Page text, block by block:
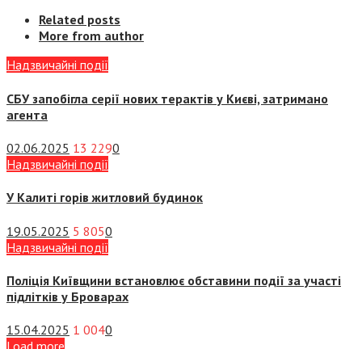
Related posts
More from author
Надзвичайні події
СБУ запобігла серії нових терактів у Києві, затримано
агента
02.06.2025 13 2290
Надзвичайні події
У Калиті горів житловий будинок
19.05.2025 5 8050
Надзвичайні події
Поліція Київщини встановлює обставини події за участі
підлітків у Броварах
15.04.2025 1 0040